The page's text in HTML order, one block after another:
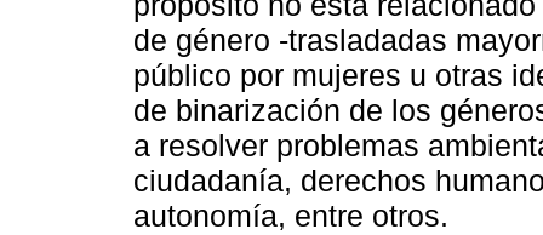
de género -trasladadas
público por mujeres u otras
de binarización de los
a resolver problemas
ciudadanía, derechos
autonomía, entre otros.